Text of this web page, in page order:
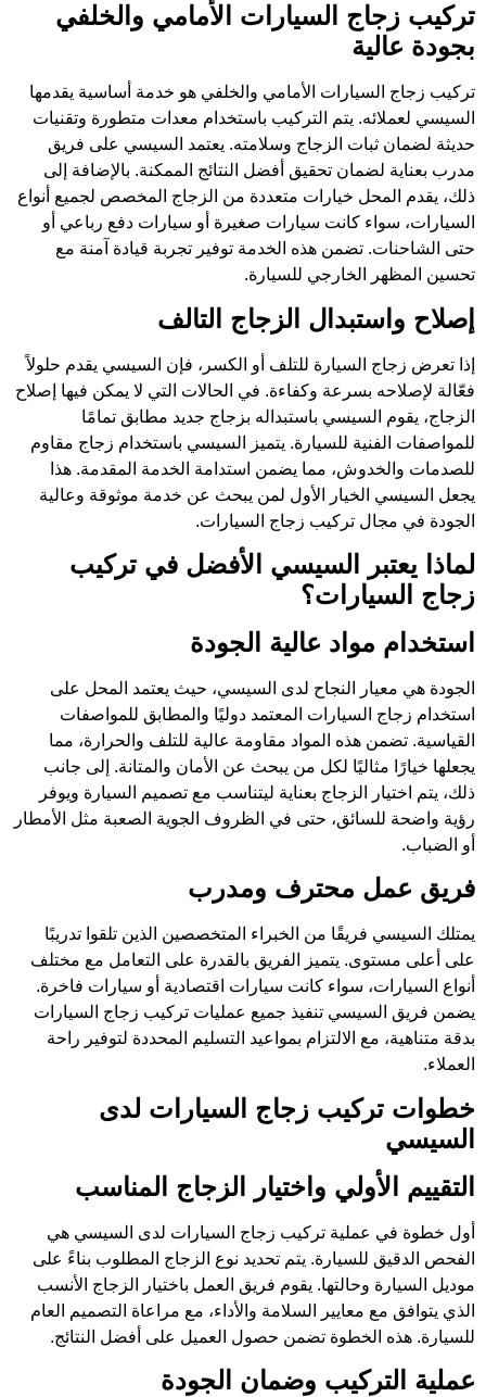
تركيب زجاج السيارات الأمامي والخلفي
بجودة عالية
تركيب زجاج السيارات الأمامي والخلفي هو خدمة أساسية يقدمها
السيسي لعملائه. يتم التركيب باستخدام معدات متطورة وتقنيات
حديثة لضمان ثبات الزجاج وسلامته. يعتمد السيسي على فريق
مدرب بعناية لضمان تحقيق أفضل النتائج الممكنة. بالإضافة إلى
ذلك، يقدم المحل خيارات متعددة من الزجاج المخصص لجميع أنواع
السيارات، سواء كانت سيارات صغيرة أو سيارات دفع رباعي أو
حتى الشاحنات. تضمن هذه الخدمة توفير تجربة قيادة آمنة مع
تحسين المظهر الخارجي للسيارة.
إصلاح واستبدال الزجاج التالف
إذا تعرض زجاج السيارة للتلف أو الكسر، فإن السيسي يقدم حلولاً
فعّالة لإصلاحه بسرعة وكفاءة. في الحالات التي لا يمكن فيها إصلاح
الزجاج، يقوم السيسي باستبداله بزجاج جديد مطابق تمامًا
للمواصفات الفنية للسيارة. يتميز السيسي باستخدام زجاج مقاوم
للصدمات والخدوش، مما يضمن استدامة الخدمة المقدمة. هذا
يجعل السيسي الخيار الأول لمن يبحث عن خدمة موثوقة وعالية
الجودة في مجال تركيب زجاج السيارات.
لماذا يعتبر السيسي الأفضل في تركيب
زجاج السيارات؟
استخدام مواد عالية الجودة
الجودة هي معيار النجاح لدى السيسي، حيث يعتمد المحل على
استخدام زجاج السيارات المعتمد دوليًا والمطابق للمواصفات
القياسية. تضمن هذه المواد مقاومة عالية للتلف والحرارة، مما
يجعلها خيارًا مثاليًا لكل من يبحث عن الأمان والمتانة. إلى جانب
ذلك، يتم اختيار الزجاج بعناية ليتناسب مع تصميم السيارة ويوفر
رؤية واضحة للسائق، حتى في الظروف الجوية الصعبة مثل الأمطار
أو الضباب.
فريق عمل محترف ومدرب
يمتلك السيسي فريقًا من الخبراء المتخصصين الذين تلقوا تدريبًا
على أعلى مستوى. يتميز الفريق بالقدرة على التعامل مع مختلف
أنواع السيارات، سواء كانت سيارات اقتصادية أو سيارات فاخرة.
يضمن فريق السيسي تنفيذ جميع عمليات تركيب زجاج السيارات
بدقة متناهية، مع الالتزام بمواعيد التسليم المحددة لتوفير راحة
العملاء.
خطوات تركيب زجاج السيارات لدى
السيسي
التقييم الأولي واختيار الزجاج المناسب
أول خطوة في عملية تركيب زجاج السيارات لدى السيسي هي
الفحص الدقيق للسيارة. يتم تحديد نوع الزجاج المطلوب بناءً على
موديل السيارة وحالتها. يقوم فريق العمل باختيار الزجاج الأنسب
الذي يتوافق مع معايير السلامة والأداء، مع مراعاة التصميم العام
للسيارة. هذه الخطوة تضمن حصول العميل على أفضل النتائج.
عملية التركيب وضمان الجودة